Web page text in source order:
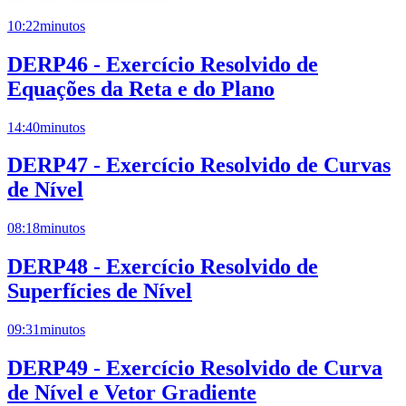
10:22minutos
DERP46 - Exercício Resolvido de
Equações da Reta e do Plano
14:40minutos
DERP47 - Exercício Resolvido de Curvas
de Nível
08:18minutos
DERP48 - Exercício Resolvido de
Superfícies de Nível
09:31minutos
DERP49 - Exercício Resolvido de Curva
de Nível e Vetor Gradiente